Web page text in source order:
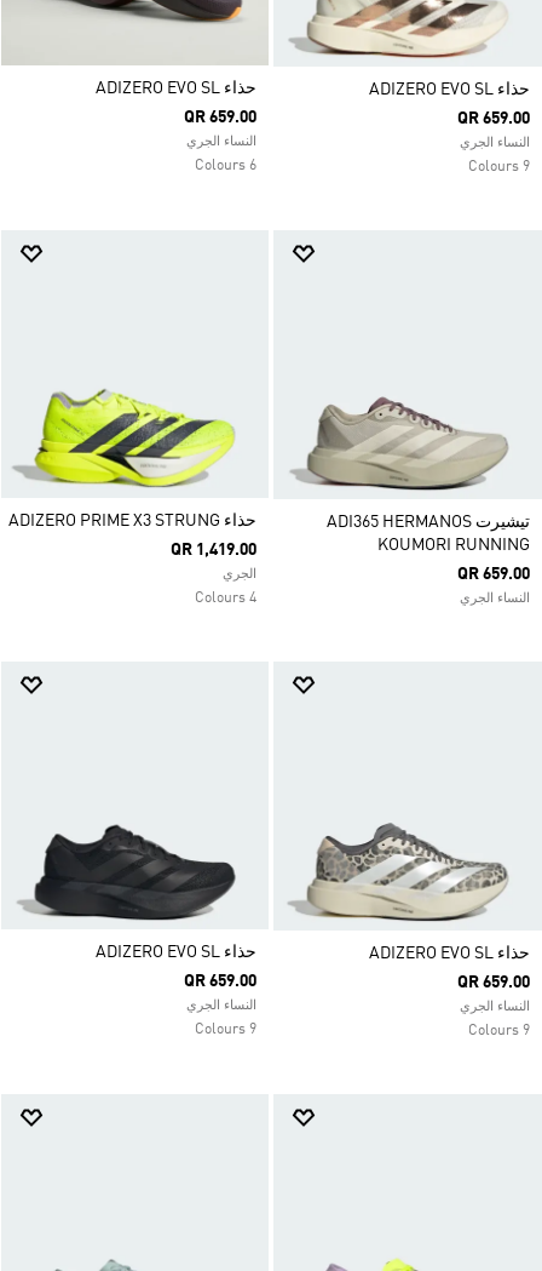
حذاء ADIZERO EVO SL
QR 659.00
النساء الجري
9 Colours
حذاء ADIZERO EVO SL
QR 659.00
النساء الجري
6 Colours
تيشيرت ADI365 HERMANOS
KOUMORI RUNNING
QR 659.00
النساء الجري
حذاء ADIZERO PRIME X3 STRUNG
QR 1,419.00
الجري
4 Colours
حذاء ADIZERO EVO SL
QR 659.00
النساء الجري
9 Colours
حذاء ADIZERO EVO SL
QR 659.00
النساء الجري
9 Colours